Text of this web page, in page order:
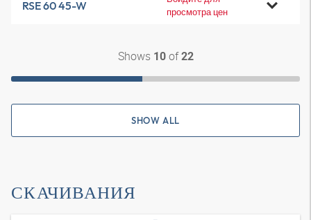
RSE 60 45-W
просмотра цен
Shows 10of22
SHOW ALL
СКАЧИВАНИЯ